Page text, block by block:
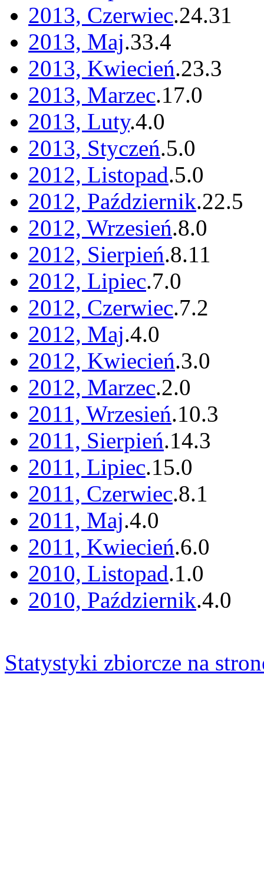
2013, Czerwiec.24.31
2013, Maj.33.4
2013, Kwiecień.23.3
2013, Marzec.17.0
2013, Luty.4.0
2013, Styczeń.5.0
2012, Listopad.5.0
2012, Październik.22.5
2012, Wrzesień.8.0
2012, Sierpień.8.11
2012, Lipiec.7.0
2012, Czerwiec.7.2
2012, Maj.4.0
2012, Kwiecień.3.0
2012, Marzec.2.0
2011, Wrzesień.10.3
2011, Sierpień.14.3
2011, Lipiec.15.0
2011, Czerwiec.8.1
2011, Maj.4.0
2011, Kwiecień.6.0
2010, Listopad.1.0
2010, Październik.4.0
Statystyki zbiorcze na